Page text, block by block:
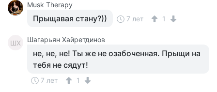
Musk Therapy
Прыщавая стану?)) 7 лет 1
ШХ Шагарьян Хайретдинов
не, не, не! Ты же не озабоченная. Прыщи на
тебя не сядут!
7 лет
1